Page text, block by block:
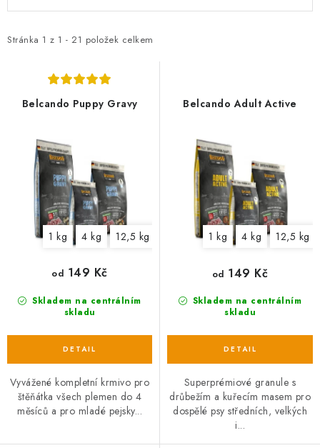
Obchodní podmínky
Zásady zpracování osobních údajů
i
Stránka 1 z 1 - 21 položek celkem
e
Belcando Puppy Gravy
1 kg 4 kg 12,5 kg
Skladem na centrálním
skladu
od 149 Kč
Vyvážené kompletní krmivo pro
štěňátka všech plemen do 4
měsíců a pro mladé pejsky...
Belcando Adult Active
1 kg 4 kg 12,5 kg
Skladem na centrálním
skladu
od 149 Kč
Superprémiové granule s
drůbežím a kuřecím masem pro
dospělé psy středních, velkých
i...